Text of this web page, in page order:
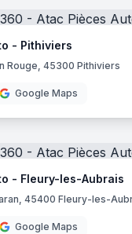
- Pithiviers
Rouge, 45300 Pithiviers
Google Maps
- Fleury-les-Aubrais
45400 Fleury-les-
Google Maps